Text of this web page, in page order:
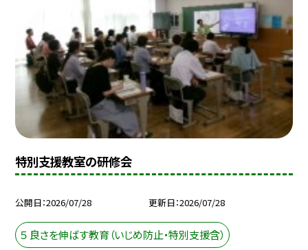
特別支援教室の研修会
公開日 2026/07/28 更新日 2026/07/28
５ 良さを伸ばす教育（いじめ防止・特別支援含）